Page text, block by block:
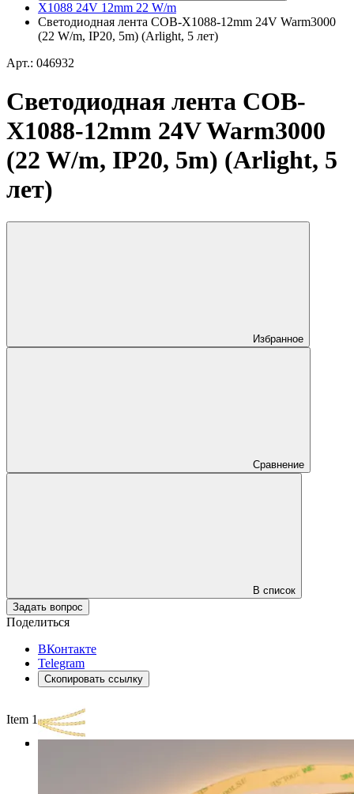
X1088 24V 12mm 22 W/m
Светодиодная лента COB-X1088-12mm 24V Warm3000
(22 W/m, IP20, 5m) (Arlight, 5 лет)
Арт.: 046932
Светодиодная лента COB-
X1088-12mm 24V Warm3000
(22 W/m, IP20, 5m) (Arlight, 5
лет)
Избранное
Сравнение
В список
Задать вопрос
Поделиться
ВКонтакте
Telegram
Скопировать ссылку
Item 1 of 3